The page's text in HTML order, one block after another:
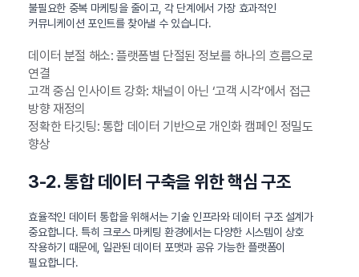
불필요한 중복 마케팅을 줄이고, 각 단계에서 가장 효과적인
커뮤니케이션 포인트를 찾아낼 수 있습니다.
데이터 분절 해소: 플랫폼별 단절된 정보를 하나의 흐름으로
연결
고객 중심 인사이트 강화: 채널이 아닌 ‘고객 시각’에서 접근
방향 재정의
정확한 타깃팅: 통합 데이터 기반으로 개인화 캠페인 정밀도
향상
3-2. 통합 데이터 구축을 위한 핵심 구조
효율적인 데이터 통합을 위해서는 기술 인프라와 데이터 구조 설계가
중요합니다. 특히 크로스 마케팅 환경에서는 다양한 시스템이 상호
작용하기 때문에, 일관된 데이터 포맷과 공유 가능한 플랫폼이
필요합니다.